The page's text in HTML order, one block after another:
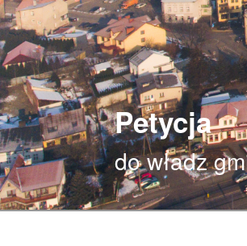
Petycja
do władz